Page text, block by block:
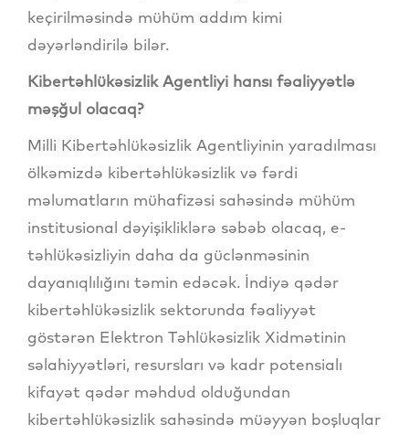
keçirilməsində mühüm addım kimi
dəyərləndirilə bilər.
Kibertəhlükəsizlik Agentliyi hansı fəaliyyətlə
məşğul olacaq?
Milli Kibertəhlükəsizlik Agentliyinin yaradılması
ölkəmizdə kibertəhlükəsizlik və fərdi
məlumatların mühafizəsi sahəsində mühüm
institusional dəyişikliklərə səbəb olacaq, e-
təhlükəsizliyin daha da güclənməsinin
dayanıqlılığını təmin edəcək. İndiyə qədər
kibertəhlükəsizlik sektorunda fəaliyyət
göstərən Elektron Təhlükəsizlik Xidmətinin
səlahiyyətləri, resursları və kadr potensialı
kifayət qədər məhdud olduğundan
kibertəhlükəsizlik sahəsində müəyyən boşluqlar